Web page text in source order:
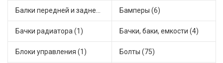
Балки передней и задней подвески (4) Бамперы (6)
Бачки радиатора (1) Бачки, баки, емкости (4)
Блоки управления (1) Болты (75)